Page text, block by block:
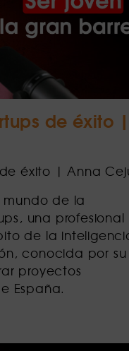
de éxito |
éxito | Anna
mundo de la
una profesional
de la
conocida por su
proyectos
España.